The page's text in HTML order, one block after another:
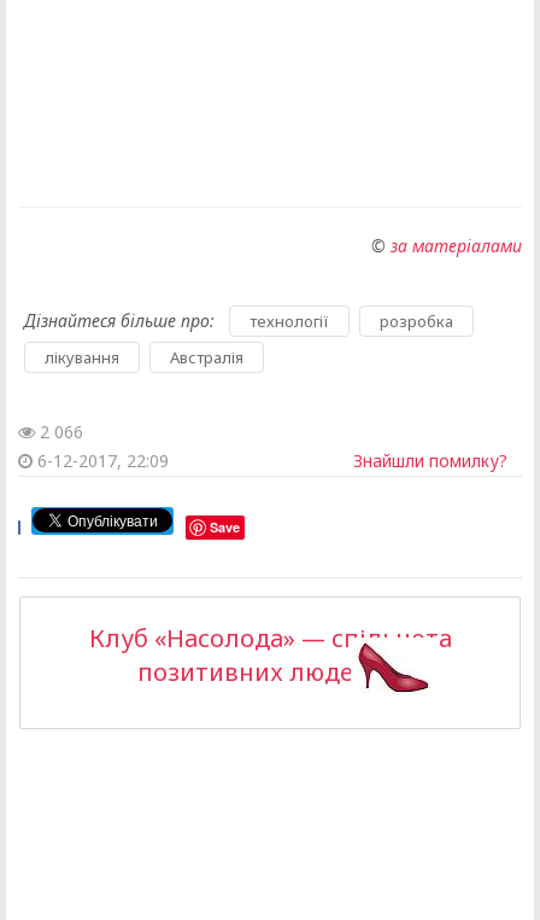
© за матеріалами
Дізнайтеся більше про: технології розробка
лікування Австралія
2 066
6-12-2017, 22:09
Знайшли помилку?
Save
Клуб «Насолода» — спільнота
позитивних людей >>